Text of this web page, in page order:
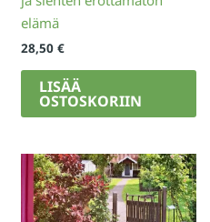
elämä
28,50€
LISÄÄ
OSTOSKORIIN